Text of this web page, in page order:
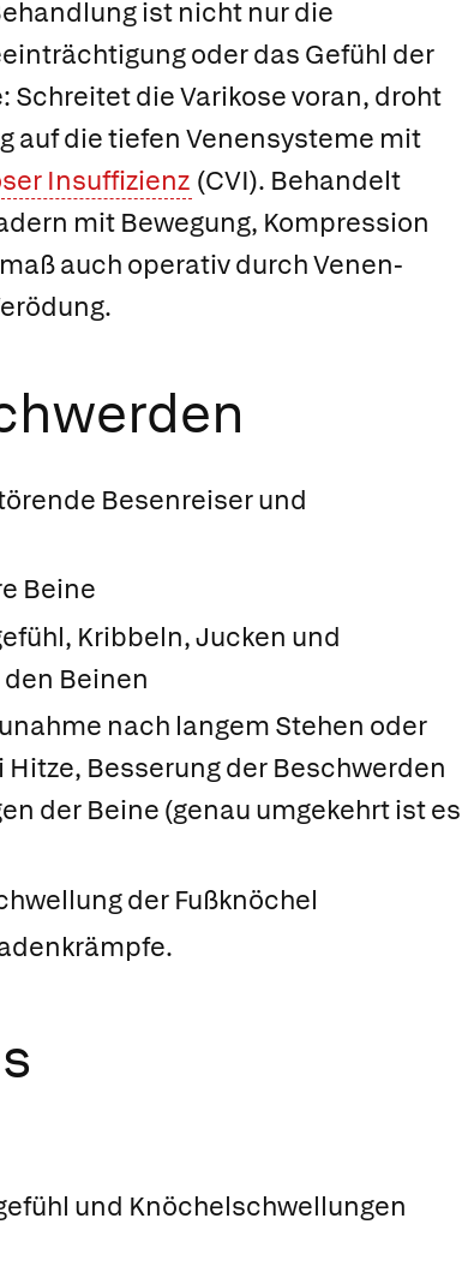
ist nicht nur die
oder das Gefühl der
Schreitet die Varikose voran, droht
auf die tiefen Venensysteme mit
Insuffizienz (CVI). Behandelt
mit Bewegung, Kompression
auch operativ durch Venen-
Besenreiser und
Beine
Kribbeln, Jucken und
Beinen
nach langem Stehen oder
Hitze, Besserung der Beschwerden
der Beine (genau umgekehrt ist es
der Fußknöchel
und Knöchelschwellungen